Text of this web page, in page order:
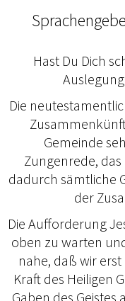
Hast Du Dich
Die
Gemeinde
Zungenrede,
dadurch sämtliche
der
Die Aufforderung
oben zu warten
nahe, daß wir
Kraft des Heiligen
Gaben des